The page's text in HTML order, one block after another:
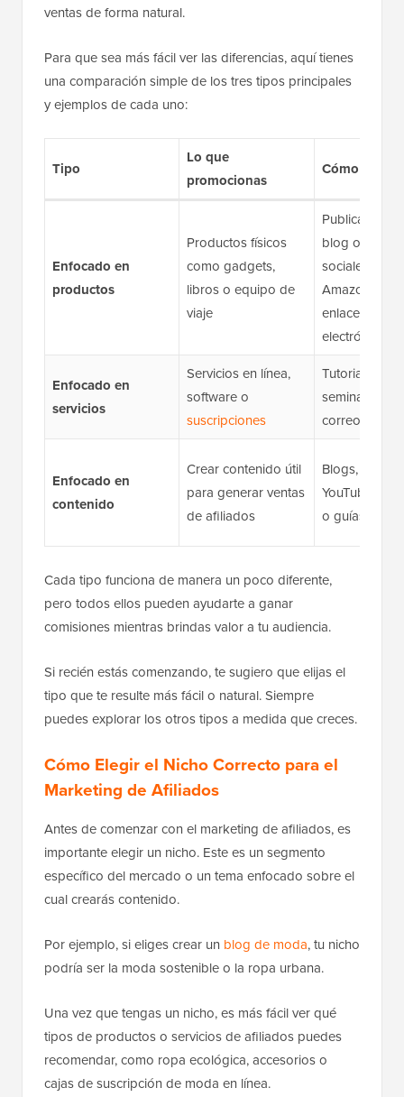
ventas de forma natural.
Para que sea más fácil ver las diferencias, aquí tienes
una comparación simple de los tres tipos principales
y ejemplos de cada uno:
Tipo
Lo que
promocionas
Cómo lo
Enfocado en
productos
Productos físicos
como gadgets,
libros o equipo de
viaje
blog o redes
sociales (
Amazon no
enlaces por
electrónico)
Enfocado en
servicios
Servicios en línea,
software o
suscripciones
Tutoriales,
seminarios
correos
Enfocado en
contenido
Crear contenido útil
para generar ventas
de afiliados
Blogs,
YouTube,
o guías
Cada tipo funciona de manera un poco diferente,
pero todos ellos pueden ayudarte a ganar
comisiones mientras brindas valor a tu audiencia.
Si recién estás comenzando, te sugiero que elijas el
tipo que te resulte más fácil o natural. Siempre
puedes explorar los otros tipos a medida que creces.
Cómo Elegir el Nicho Correcto para el
Marketing de Afiliados
Antes de comenzar con el marketing de afiliados, es
importante elegir un nicho. Este es un segmento
específico del mercado o un tema enfocado sobre el
cual crearás contenido.
Por ejemplo, si eliges crear un blog de moda, tu nicho
podría ser la moda sostenible o la ropa urbana.
Una vez que tengas un nicho, es más fácil ver qué
tipos de productos o servicios de afiliados puedes
recomendar, como ropa ecológica, accesorios o
cajas de suscripción de moda en línea.